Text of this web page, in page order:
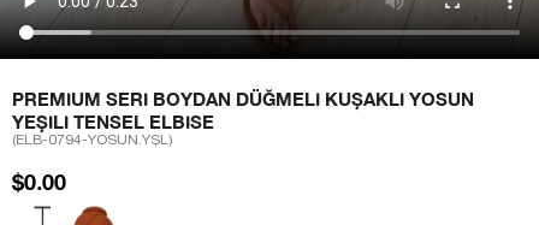
PREMIUM SERI BOYDAN DÜĞMELI KUŞAKLI YOSUN
YEŞILI TENSEL ELBISE
(ELB-0794-YOSUN.YŞL)
$0.00